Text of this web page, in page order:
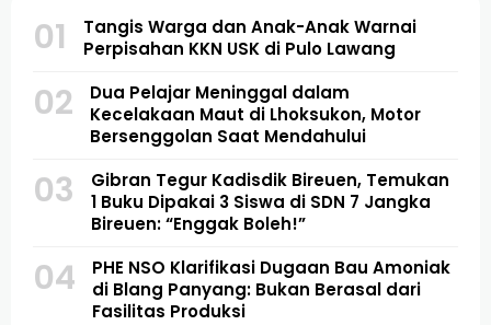
01
Tangis Warga dan Anak-Anak Warnai
Perpisahan KKN USK di Pulo Lawang
02
Dua Pelajar Meninggal dalam
Kecelakaan Maut di Lhoksukon, Motor
Bersenggolan Saat Mendahului
03
Gibran Tegur Kadisdik Bireuen, Temukan
1 Buku Dipakai 3 Siswa di SDN 7 Jangka
Bireuen: “Enggak Boleh!”
04
PHE NSO Klarifikasi Dugaan Bau Amoniak
di Blang Panyang: Bukan Berasal dari
Fasilitas Produksi